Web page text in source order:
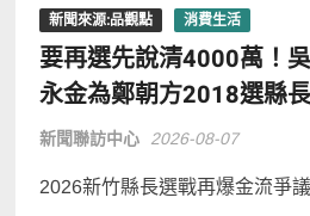
新聞來源:品觀點 消費生活
要再選先說清4000萬！
永金為鄭朝方2018選縣
新聞聯訪中心 2026-08-07
2026新竹縣長選戰再爆金流爭